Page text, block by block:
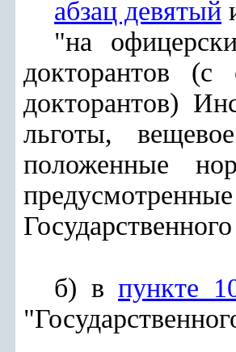
абзац девятый
"на
докторантов (с
докторантов)
льготы,
положенные
б) в пункте